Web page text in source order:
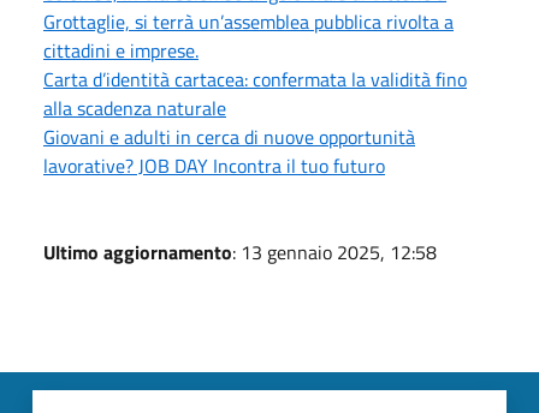
Grottaglie, si terrà un’assemblea pubblica rivolta a
cittadini e imprese.
Carta d’identità cartacea: confermata la validità fino
alla scadenza naturale
Giovani e adulti in cerca di nuove opportunità
lavorative? JOB DAY Incontra il tuo futuro
Ultimo aggiornamento: 13 gennaio 2025, 12:58